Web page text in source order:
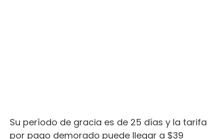
Su período de gracia es de 25 días y la tarifa
por pago demorado puede llegar a $39